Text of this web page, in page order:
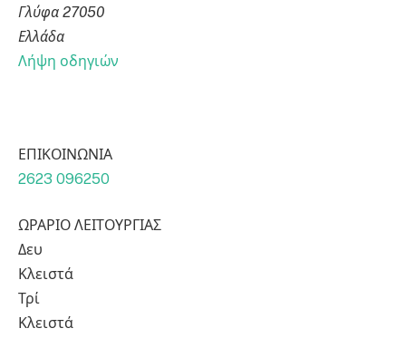
Γλύφα 27050
Ελλάδα
Λήψη οδηγιών
ΕΠΙΚΟΙΝΩΝΙΑ
2623 096250
ΩΡΑΡΙΟ ΛΕΙΤΟΥΡΓΙΑΣ
Δευ
Κλειστά
Τρί
Κλειστά